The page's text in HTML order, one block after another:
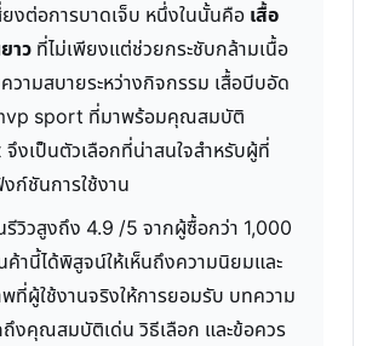
งต่อการบาดเจ็บ หนึ่งในนั้นคือ เสื้อ
าว ที่ไม่เพียงแต่ช่วยกระชับกล้ามเนื้อ
ามสบายระหว่างกิจกรรม เสื้อบีบอัด
sport ที่มาพร้อมคุณสมบัติ
งเป็นตัวเลือกที่น่าสนใจสำหรับผู้ที่
งก์ชันการใช้งาน
รีวิวสูงถึง 4.9 /5 จากผู้ซื้อกว่า 1,000
ค้านี้ได้พิสูจน์ให้เห็นถึงความนิยมและ
ที่ผู้ใช้งานจริงให้การยอมรับ บทความ
ถึงคุณสมบัติเด่น วิธีเลือก และข้อควร